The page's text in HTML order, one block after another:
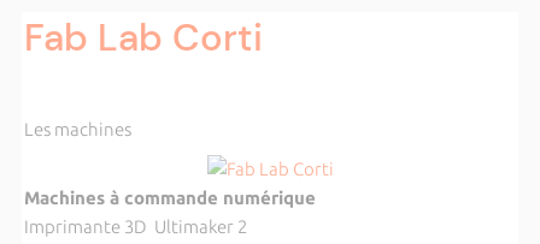
Fab Lab Corti
Les machines
Machines à commande numérique
Imprimante 3D Ultimaker 2